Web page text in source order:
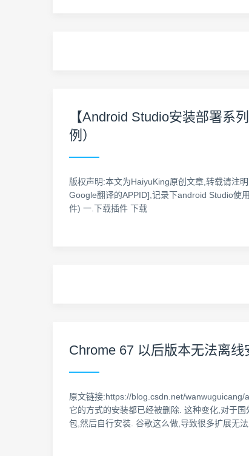
【Android Studio安装部署系
例）
版权声明:本文为HaiyuKing原创文章,转载请注
Google翻译的APPID],记录下android Studio使
件) 一.下载插件 下载
Chrome 67 以后版本无法离线
原文链接:https://blog.csdn.net/
它的方式的安装都已经被删除. 这种变化,对于
包,然后自行安装. 谷歌这么做,导致很多扩展无